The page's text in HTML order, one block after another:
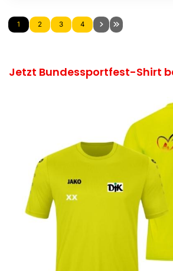
1 2 3 4
Jetzt Bundessportfest-Shirt